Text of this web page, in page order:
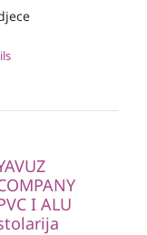
I ALU